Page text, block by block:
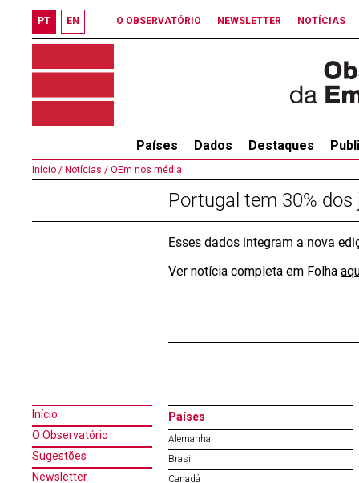
PT EN O OBSERVATÓRIO NEWSLETTER NOTÍCIAS
Países Dados Destaques
Início / Notícias / OEm nos média
Portugal tem 30%
Esses dados integram a nova
Ver notícia completa em Folha
Início
O Observatório
Sugestões
Newsletter
Países
Alemanha
Brasil
Canadá